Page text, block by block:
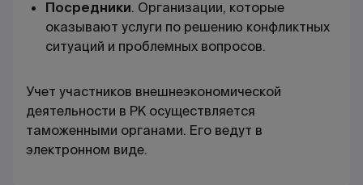
Посредники. Организации, которые
оказывают услуги по решению конфликтных
ситуаций и проблемных вопросов.
Учет участников внешнеэкономической
деятельности в РК осуществляется
таможенными органами. Его ведут в
электронном виде.